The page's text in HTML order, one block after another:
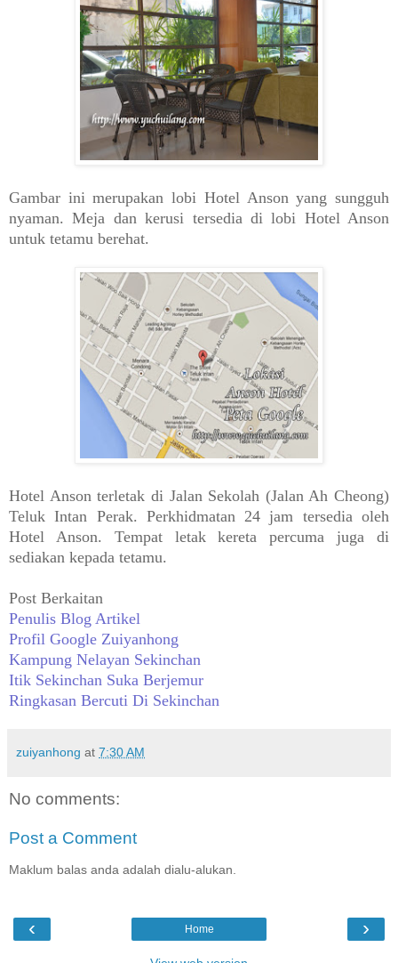
Gambar ini merupakan lobi Hotel Anson yang sungguh
nyaman. Meja dan kerusi tersedia di lobi Hotel Anson
untuk tetamu berehat.
Hotel Anson terletak di Jalan Sekolah (Jalan Ah Cheong)
Teluk Intan Perak. Perkhidmatan 24 jam tersedia oleh
Hotel Anson. Tempat letak kereta percuma juga di
sediakan kepada tetamu.
Post Berkaitan
Penulis Blog Artikel
Profil Google Zuiyanhong
Kampung Nelayan Sekinchan
Itik Sekinchan Suka Berjemur
Ringkasan Bercuti Di Sekinchan
zuiyanhong at 7:30 AM
No comments:
Post a Comment
Maklum balas anda adalah dialu-alukan.
‹ ›
Home